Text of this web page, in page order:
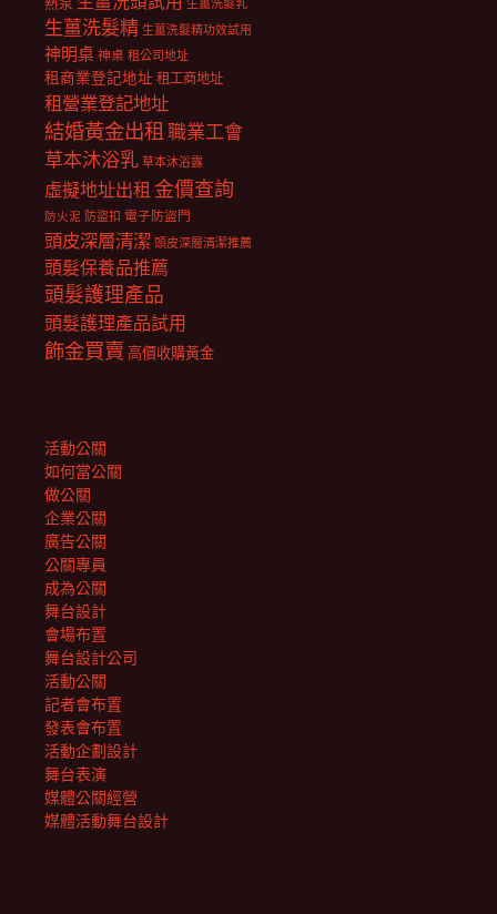
生薑洗髮乳
生薑洗髮精 生薑洗髮精功效試用
神明桌 神桌 租公司地址
租商業登記地址 租工商地址
租營業登記地址
結婚黃金出租職業工會
草本沐浴乳 草本沐浴露
虛擬地址出租 金價查詢
防火泥 防盜扣 電子防盜門
頭皮深層清潔 頭皮深層清潔推薦
頭髮保養品推薦
頭髮護理產品
頭髮護理產品試用
飾金買賣 高價收購黃金
活動公關
如何當公關
做公關
企業公關
廣告公關
公關專員
成為公關
舞台設計
會場布置
舞台設計公司
活動公關
記者會布置
發表會布置
活動企劃設計
舞台表演
媒體公關經營
媒體活動舞台設計